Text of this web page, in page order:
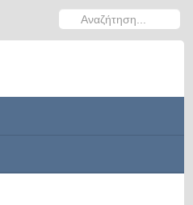
Αναζήτηση...